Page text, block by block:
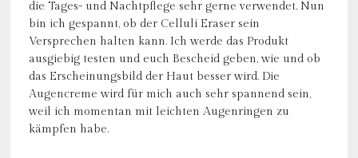
die Tages- und Nachtpflege sehr gerne verwendet. Nun
bin ich gespannt, ob der Celluli Eraser sein
Versprechen halten kann. Ich werde das Produkt
ausgiebig testen und euch Bescheid geben, wie und ob
das Erscheinungsbild der Haut besser wird. Die
Augencreme wird für mich auch sehr spannend sein,
weil ich momentan mit leichten Augenringen zu
kämpfen habe.